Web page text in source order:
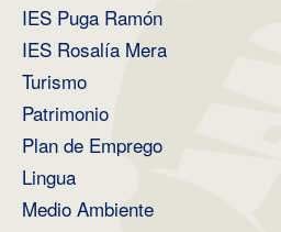
IES Puga Ramón
IES Rosalía Mera
Turismo
Patrimonio
Plan de Emprego
Lingua
Medio Ambiente